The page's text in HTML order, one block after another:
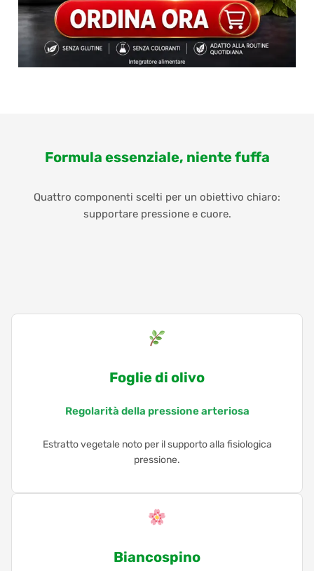
Formula essenziale, niente fuffa
Quattro componenti scelti per un obiettivo chiaro:
supportare pressione e cuore.
Foglie di olivo
Regolarità della pressione arteriosa
Estratto vegetale noto per il supporto alla fisiologica
pressione.
Biancospino